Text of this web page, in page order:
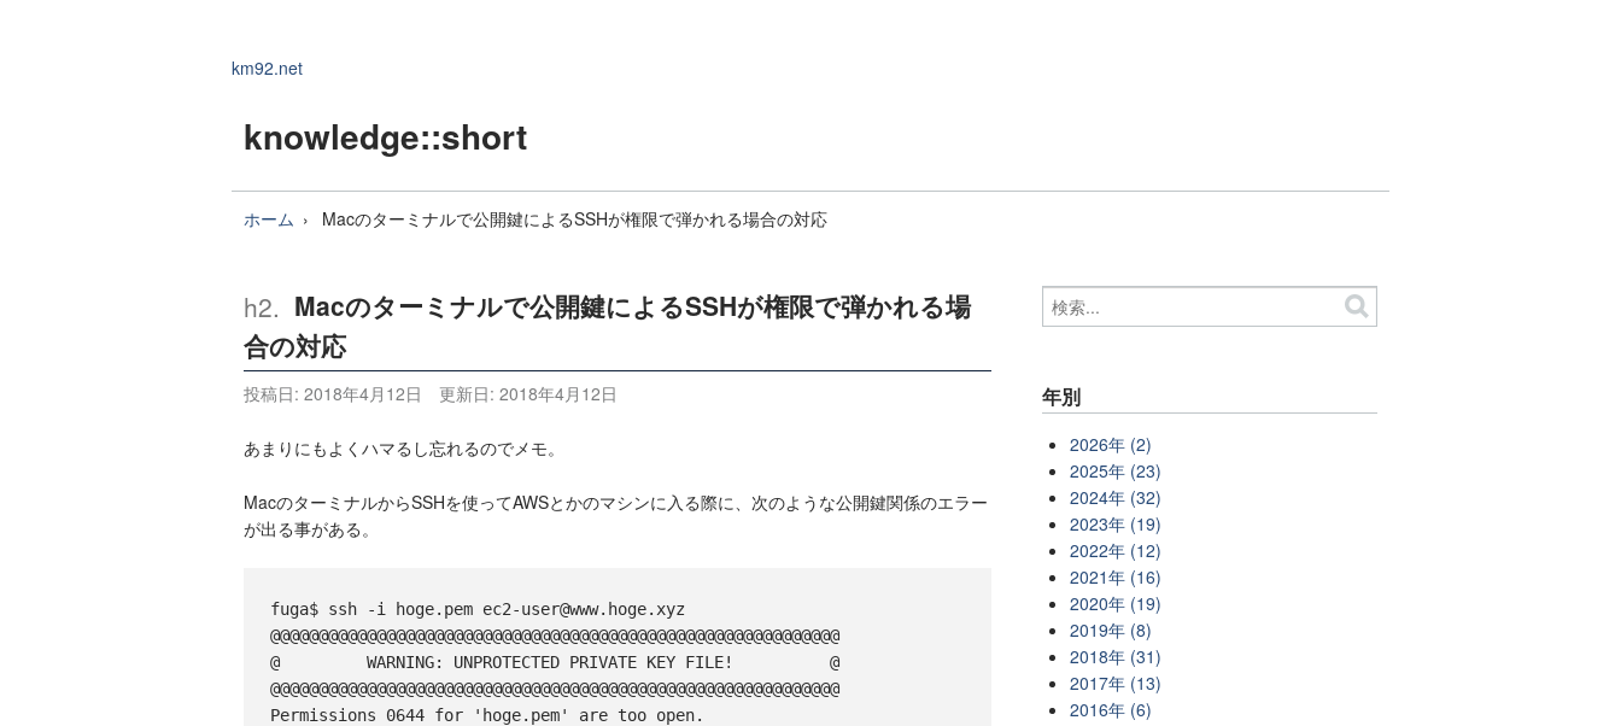
km92.net
knowledge::short
ホーム Macのターミナルで公開鍵によるSSHが権限で弾かれる場合の対応
Macのターミナルで公開鍵によるSSHが権限で弾かれる場
合の対応
投稿日: 2018年4月12日 更新日: 2018年4月12日
あまりにもよくハマるし忘れるのでメモ。
MacのターミナルからSSHを使ってAWSとかのマシンに入る際に、次のような公開鍵関係のエラー
が出る事がある。
fuga$ ssh -i hoge.pem ec2-user@www.hoge.xyz
@@@@@@@@@@@@@@@@@@@@@@@@@@@@@@@@@@@@@@@@@@@@@@@@@@@@@@@@@@@
@         WARNING: UNPROTECTED PRIVATE KEY FILE!          @
@@@@@@@@@@@@@@@@@@@@@@@@@@@@@@@@@@@@@@@@@@@@@@@@@@@@@@@@@@@
Permissions 0644 for 'hoge.pem' are too open.
年別
2026年 (2)
2025年 (23)
2024年 (32)
2023年 (19)
2022年 (12)
2021年 (16)
2020年 (19)
2019年 (8)
2018年 (31)
2017年 (13)
2016年 (6)